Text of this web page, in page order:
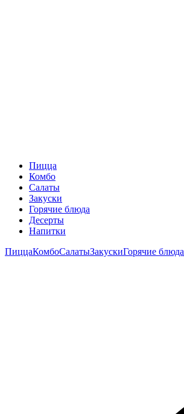
Пицца
Комбо
Салаты
Закуски
Горячие блюда
Десерты
Напитки
ПиццаКомбоСалатыЗакускиГорячие блюда